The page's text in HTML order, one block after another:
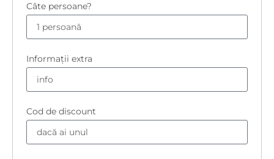
Câte persoane?
Informații extra
Cod de discount